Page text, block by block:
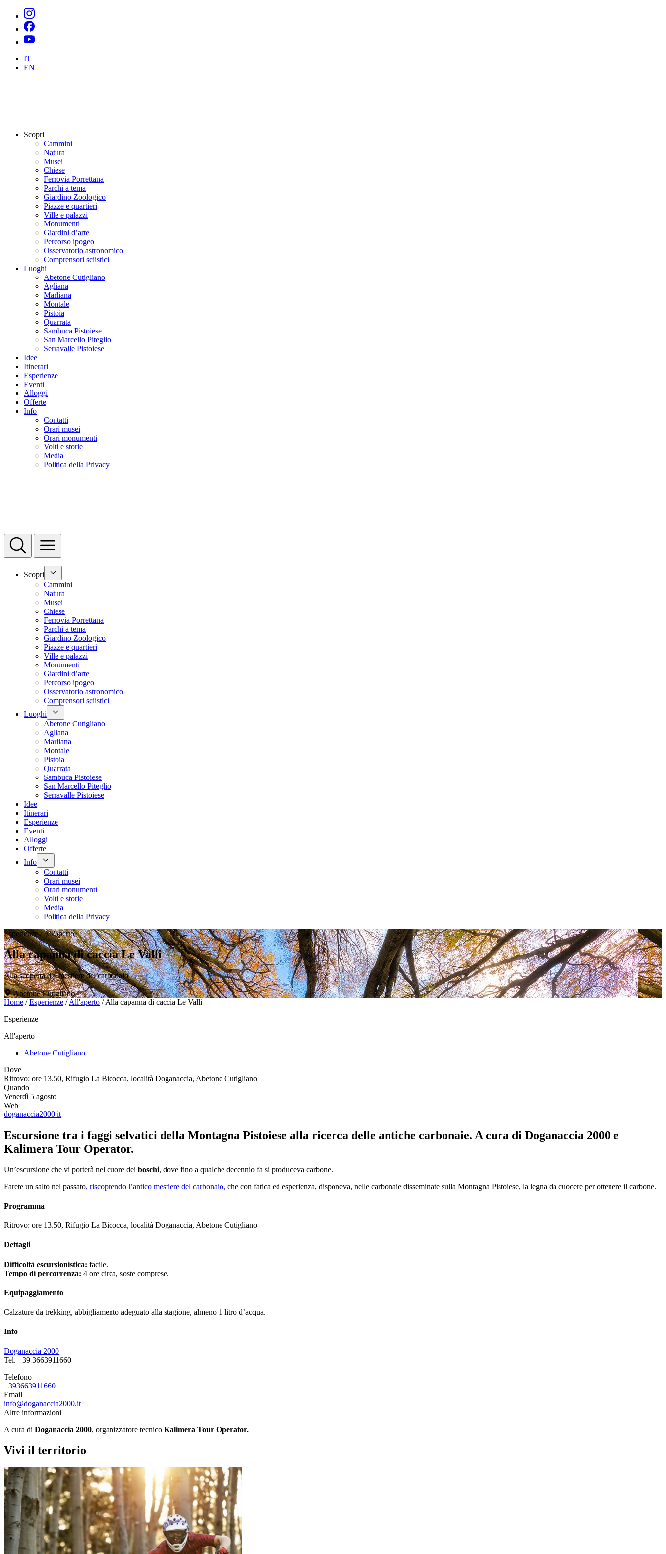
IT
EN
Scopri
Cammini
Natura
Musei
Chiese
Ferrovia Porrettana
Parchi a tema
Giardino Zoologico
Piazze e quartieri
Ville e palazzi
Monumenti
Giardini d’arte
Percorso ipogeo
Osservatorio astronomico
Comprensori sciistici
Luoghi
Abetone Cutigliano
Agliana
Marliana
Montale
Pistoia
Quarrata
Sambuca Pistoiese
San Marcello Piteglio
Serravalle Pistoiese
Idee
Itinerari
Esperienze
Eventi
Alloggi
Offerte
Info
Contatti
Orari musei
Orari monumenti
Volti e storie
Media
Politica della Privacy
Scopri
Cammini
Natura
Musei
Chiese
Ferrovia Porrettana
Parchi a tema
Giardino Zoologico
Piazze e quartieri
Ville e palazzi
Monumenti
Giardini d’arte
Percorso ipogeo
Osservatorio astronomico
Comprensori sciistici
Luoghi
Abetone Cutigliano
Agliana
Marliana
Montale
Pistoia
Quarrata
Sambuca Pistoiese
San Marcello Piteglio
Serravalle Pistoiese
Idee
Itinerari
Esperienze
Eventi
Alloggi
Offerte
Info
Contatti
Orari musei
Orari monumenti
Volti e storie
Media
Politica della Privacy
Esperienze /All'aperto
Alla capanna di caccia Le Valli
Alla scoperta del mestiere del carbonaio
Abetone Cutigliano
Home /Esperienze /All'aperto /Alla capanna di caccia Le Valli
Esperienze
All'aperto
Abetone Cutigliano
Dove
Ritrovo: ore 13.50, Rifugio La Bicocca, località Doganaccia, Abetone Cutigliano
Quando
Venerdì 5 agosto
Web
doganaccia2000.it
Escursione tra i faggi selvatici della Montagna Pistoiese alla ricerca delle antiche carbonaie. A cura di Doganaccia 2000 e
Kalimera Tour Operator.
Un’escursione che vi porterà nel cuore dei boschi, dove fino a qualche decennio fa si produceva carbone.
Farete un salto nel passato, riscoprendo l’antico mestiere del carbonaio, che con fatica ed esperienza, disponeva, nelle carbonaie disseminate sulla Montagna Pistoiese, la legna da cuocere per ottenere il carbone.
Programma
Ritrovo: ore 13.50, Rifugio La Bicocca, località Doganaccia, Abetone Cutigliano
Dettagli
Difficoltà escursionistica: facile.
Tempo di percorrenza: 4 ore circa, soste comprese.
Equipaggiamento
Calzature da trekking, abbigliamento adeguato alla stagione, almeno 1 litro d’acqua.
Info
Doganaccia 2000
Tel. +39 3663911660
Telefono
+393663911660
Email
info@doganaccia2000.it
Altre informazioni
A cura di Doganaccia 2000, organizzatore tecnico Kalimera Tour Operator.
Vivi il territorio